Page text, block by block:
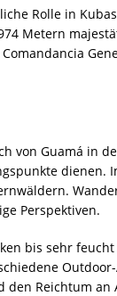
Rolle in
Metern
von Guamá in
Perspektiven.
bis sehr
Reichtum